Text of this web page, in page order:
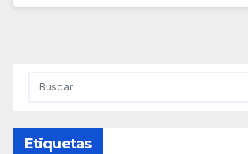
Etiquetas